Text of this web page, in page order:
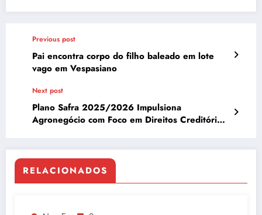
Previous post
Pai encontra corpo do filho baleado em lote
vago em Vespasiano
Next post
Plano Safra 2025/2026 Impulsiona
Agronegócio com Foco em Direitos Creditórios
RELACIONADOS